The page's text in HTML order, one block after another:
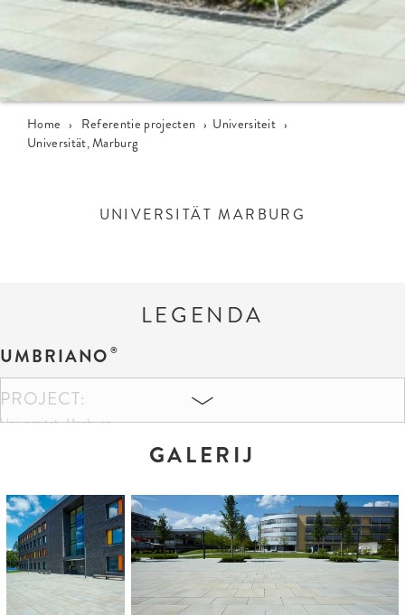
Home › Referentie projecten › Universiteit ›
Universität, Marburg
UNIVERSITÄT MARBURG
LEGENDA
UMBRIANO
PROJECT:
Universität, Marburg
KLEUREN EN FORMATEN:
Granitbeige gemasert
40 x 60 x 12 cm
60 x 60 x 12 cm
GALERIJ